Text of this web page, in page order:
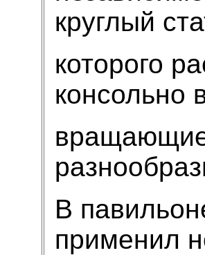
круглый
которого
консольно
В
применил